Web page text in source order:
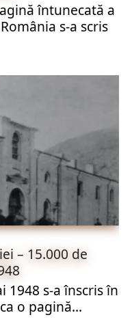
întunecată a
s-a scris
– 15.000 de
1948 s-a înscris în
o pagină...